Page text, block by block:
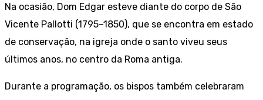
Na ocasião, Dom Edgar esteve diante do corpo de São
Vicente Pallotti (1795–1850), que se encontra em estado
de conservação, na igreja onde o santo viveu seus
últimos anos, no centro da Roma antiga.
Durante a programação, os bispos também celebraram